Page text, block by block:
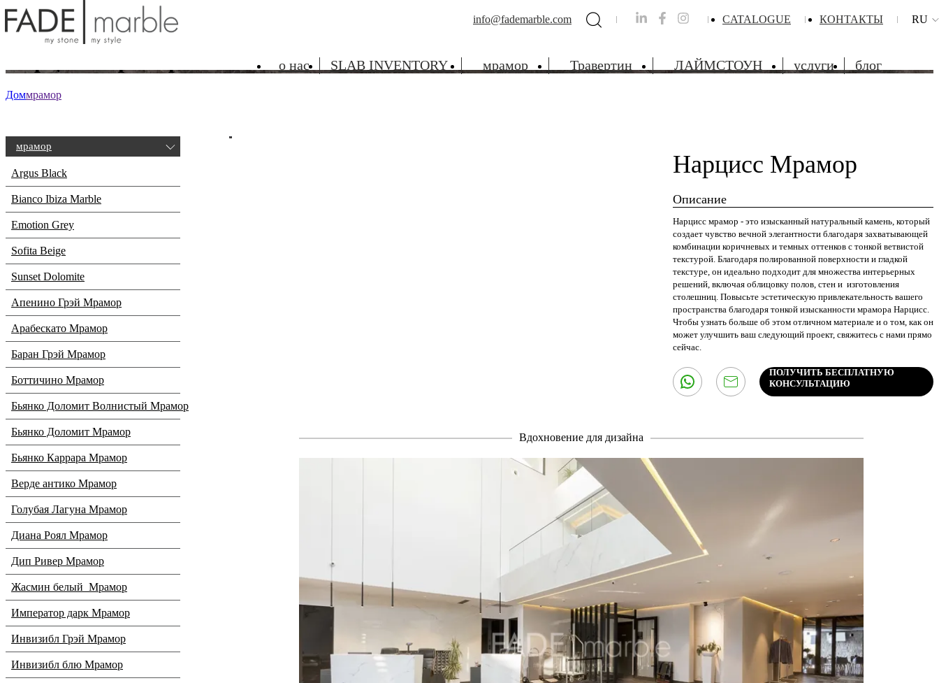
info@fademarble.com CATALOGUE КОНТАКТЫ RU
о нас SLAB INVENTORY мрамор Травертин ЛАЙМСТОУН услуги блог
мрамор
Доммрамор
мрамор
Argus Black
Bianco Ibiza Marble
Emotion Grey
Sofita Beige
Sunset Dolomite
Апенино Грэй Мрамор
Арабескато Мрамор
Баран Грэй Мрамор
Боттичино Мрамор
Бьянко Доломит Волнистый Мрамор
Бьянко Доломит Мрамор
Бьянко Каррара Мрамор
Верде антико Мрамор
Голубая Лагуна Мрамор
Диана Роял Мрамор
Дип Ривер Мрамор
Жасмин белый Мрамор
Император дарк Мрамор
Инвизибл Грэй Мрамор
Инвизибл блю Мрамор
Нарцисс Мрамор
Описание
Нарцисс мрамор - это изысканный натуральный камень, который
создает чувство вечной элегантности благодаря захватывающей
комбинации коричневых и темных оттенков с тонкой ветвистой
текстурой. Благодаря полированной поверхности и гладкой
текстуре, он идеально подходит для множества интерьерных
решений, включая облицовку полов, стен и изготовления
столешниц. Повысьте эстетическую привлекательность вашего
пространства благодаря тонкой изысканности мрамора Нарцисс.
Чтобы узнать больше об этом отличном материале и о том, как он
может улучшить ваш следующий проект, свяжитесь с нами прямо
сейчас.
ПОЛУЧИТЬ БЕСПЛАТНУЮ
КОНСУЛЬТАЦИЮ
Вдохновение для дизайна